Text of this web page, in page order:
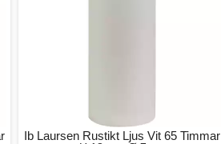
Ib Laursen Rustikt Ljus Vit 65 Timmar